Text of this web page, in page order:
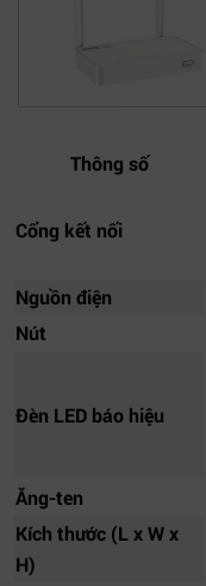
Thông số
Cổng kết nối
Nguồn điện
Nút
Đèn LED báo hiệu
Ăng-ten
Kích thước (L x W x
H)